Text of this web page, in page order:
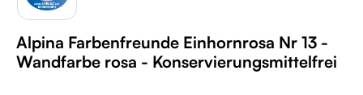
Alpina Farbenfreunde Einhornrosa Nr 13 -
Wandfarbe rosa - Konservierungsmittelfrei